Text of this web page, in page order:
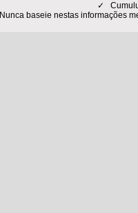
✓
Nunca baseie nestas informações